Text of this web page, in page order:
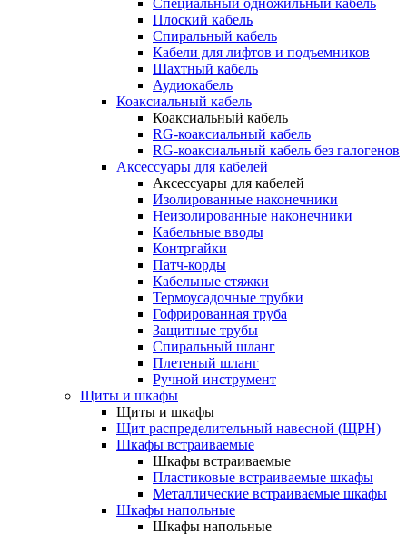
Специальный одножильный кабель
Плоский кабель
Спиральный кабель
Кабели для лифтов и подъемников
Шахтный кабель
Аудиокабель
Коаксиальный кабель
Коаксиальный кабель
RG-коаксиальный кабель
RG-коаксиальный кабель без галогенов
Аксессуары для кабелей
Аксессуары для кабелей
Изолированные наконечники
Неизолированные наконечники
Кабельные вводы
Контргайки
Патч-корды
Кабельные стяжки
Термоусадочные трубки
Гофрированная труба
Защитные трубы
Спиральный шланг
Плетеный шланг
Ручной инструмент
Щиты и шкафы
Щиты и шкафы
Щит распределительный навесной (ЩРН)
Шкафы встраиваемые
Шкафы встраиваемые
Пластиковые встраиваемые шкафы
Металлические встраиваемые шкафы
Шкафы напольные
Шкафы напольные